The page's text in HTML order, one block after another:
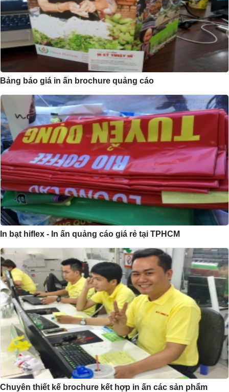
Bảng báo giá in ấn brochure quảng cáo
In bạt hiflex - In ấn quảng cáo giá rẻ tại TPHCM
Chuyên thiết kế brochure kết hợp in ấn các sản phẩm